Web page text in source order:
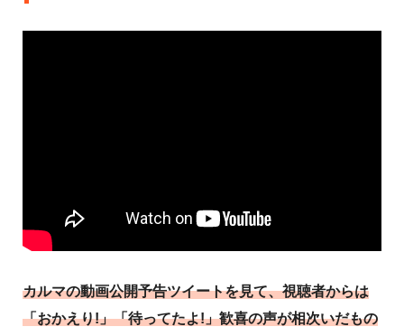
カルマの動画公開予告ツイートを見て、視聴者からは
「おかえり!」「待ってたよ!」歓喜の声が相次いだもの